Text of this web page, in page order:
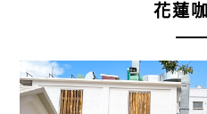
花蓮